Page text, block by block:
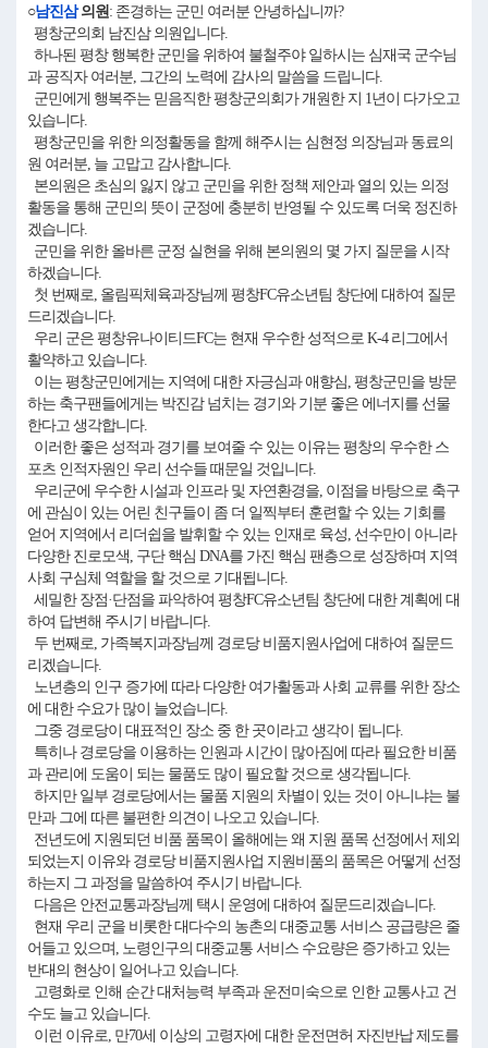
○남진삼의원: 존경하는 군민 여러분 안녕하십니까?
평창군의회 남진삼 의원입니다.
하나된 평창 행복한 군민을 위하여 불철주야 일하시는 심재국 군수님
과 공직자 여러분, 그간의 노력에 감사의 말씀을 드립니다.
군민에게 행복주는 믿음직한 평창군의회가 개원한 지 1년이 다가오고
있습니다.
평창군민을 위한 의정활동을 함께 해주시는 심현정 의장님과 동료의
원 여러분, 늘 고맙고 감사합니다.
본의원은 초심의 잃지 않고 군민을 위한 정책 제안과 열의 있는 의정
활동을 통해 군민의 뜻이 군정에 충분히 반영될 수 있도록 더욱 정진하
겠습니다.
군민을 위한 올바른 군정 실현을 위해 본의원의 몇 가지 질문을 시작
하겠습니다.
첫 번째로, 올림픽체육과장님께 평창FC유소년팀 창단에 대하여 질문
드리겠습니다.
우리 군은 평창유나이티드FC는 현재 우수한 성적으로 K-4 리그에서
활약하고 있습니다.
이는 평창군민에게는 지역에 대한 자긍심과 애향심, 평창군민을 방문
하는 축구팬들에게는 박진감 넘치는 경기와 기분 좋은 에너지를 선물
한다고 생각합니다.
이러한 좋은 성적과 경기를 보여줄 수 있는 이유는 평창의 우수한 스
포츠 인적자원인 우리 선수들 때문일 것입니다.
우리군에 우수한 시설과 인프라 및 자연환경을, 이점을 바탕으로 축구
에 관심이 있는 어린 친구들이 좀 더 일찍부터 훈련할 수 있는 기회를
얻어 지역에서 리더쉽을 발휘할 수 있는 인재로 육성, 선수만이 아니라
다양한 진로모색, 구단 핵심 DNA를 가진 핵심 팬층으로 성장하며 지역
사회 구심체 역할을 할 것으로 기대됩니다.
세밀한 장점·단점을 파악하여 평창FC유소년팀 창단에 대한 계획에 대
하여 답변해 주시기 바랍니다.
두 번째로, 가족복지과장님께 경로당 비품지원사업에 대하여 질문드
리겠습니다.
노년층의 인구 증가에 따라 다양한 여가활동과 사회 교류를 위한 장소
에 대한 수요가 많이 늘었습니다.
그중 경로당이 대표적인 장소 중 한 곳이라고 생각이 됩니다.
특히나 경로당을 이용하는 인원과 시간이 많아짐에 따라 필요한 비품
과 관리에 도움이 되는 물품도 많이 필요할 것으로 생각됩니다.
하지만 일부 경로당에서는 물품 지원의 차별이 있는 것이 아니냐는 불
만과 그에 따른 불편한 의견이 나오고 있습니다.
전년도에 지원되던 비품 품목이 올해에는 왜 지원 품목 선정에서 제외
되었는지 이유와 경로당 비품지원사업 지원비품의 품목은 어떻게 선정
하는지 그 과정을 말씀하여 주시기 바랍니다.
다음은 안전교통과장님께 택시 운영에 대하여 질문드리겠습니다.
현재 우리 군을 비롯한 대다수의 농촌의 대중교통 서비스 공급량은 줄
어들고 있으며, 노령인구의 대중교통 서비스 수요량은 증가하고 있는
반대의 현상이 일어나고 있습니다.
고령화로 인해 순간 대처능력 부족과 운전미숙으로 인한 교통사고 건
수도 늘고 있습니다.
이런 이유로, 만70세 이상의 고령자에 대한 운전면허 자진반납 제도를